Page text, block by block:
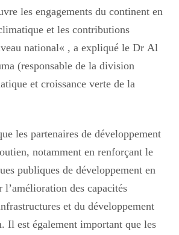
les engagements du continent en
et les contributions
national« , a expliqué le Dr Al
(responsable de la division
et croissance verte de la
les partenaires de développement
notamment en renforçant le
publiques de développement en
l’amélioration des capacités
et du développement
Il est également important que les